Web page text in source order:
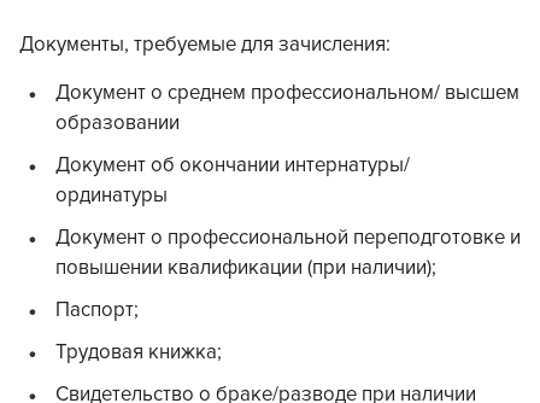
Документы, требуемые для зачисления:
Документ о среднем профессиональном/ высшем
образовании
Документ об окончании интернатуры/
ординатуры
Документ о профессиональной переподготовке и
повышении квалификации (при наличии);
Паспорт;
Трудовая книжка;
Свидетельство о браке/разводе при наличии